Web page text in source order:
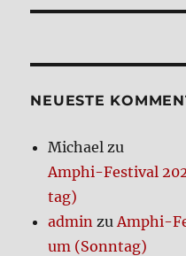
NEUE­STE
Michael zu
Amphi-Festi­val
tag)
admin zuAmphi-
um (Sonn­tag)